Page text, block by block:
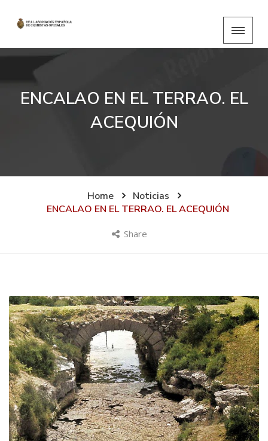
ENCALAO EN EL TERRAO. EL
ACEQUIÓN
Home
Noticias
ENCALAO EN EL TERRAO. EL ACEQUIÓN
Share